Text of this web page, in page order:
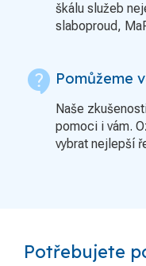
škálu služeb
slaboproud,
contact_support Pomůžeme
Naše
pomoci i vám.
vybrat nejlepší
Potřebujete